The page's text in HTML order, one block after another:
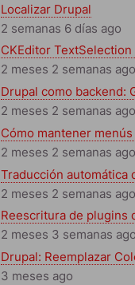
Localizar Drupal
2 semanas 6 días ago
CKEditor
2 meses 2 semanas ago
Drupal como backend:
2 meses 2 semanas ago
Cómo mantener
2 meses 2 semanas ago
Traducción automática
2 meses 2 semanas ago
Reescritura de plugins
2 meses 3 semanas ago
Drupal: Reemplazar
3 meses ago